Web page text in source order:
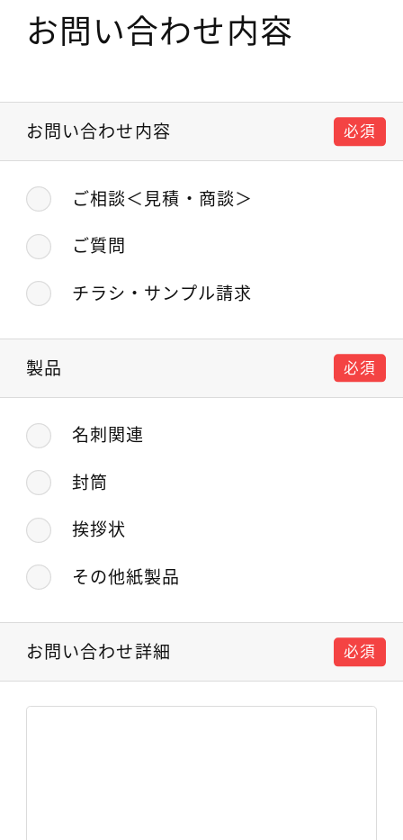
お問い合わせ内容
お問い合わせ内容 必須
ご相談＜見積・商談＞
ご質問
チラシ・サンプル請求
製品 必須
名刺関連
封筒
挨拶状
その他紙製品
お問い合わせ詳細 必須